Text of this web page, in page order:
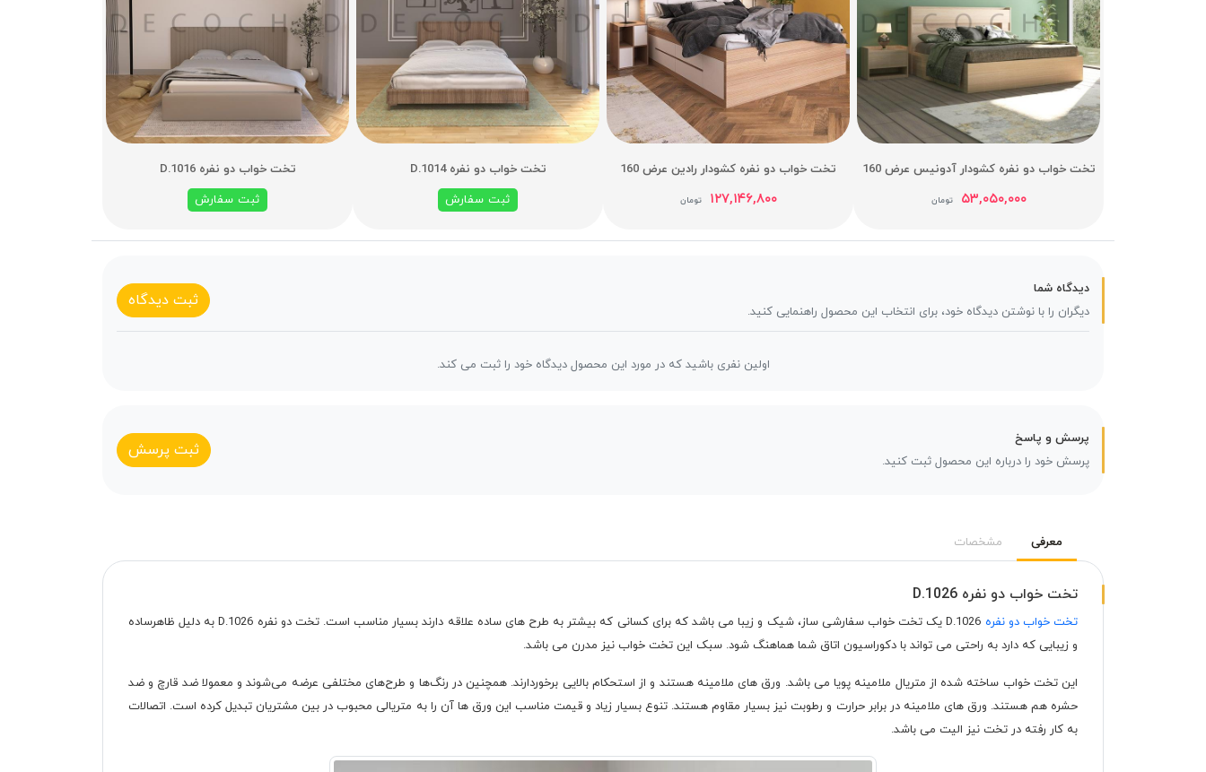
تخت خواب دو نفره کشودار آدونیس عرض 160
۵۳,۰۵۰,۰۰۰ تومان
تخت خواب دو نفره کشودار رادین عرض 160
۱۲۷,۱۴۶,۸۰۰ تومان
تخت خواب دو نفره D.1014
ثبت سفارش
تخت خواب دو نفره D.1016
ثبت سفارش
دیدگاه شما
دیگران را با نوشتن دیدگاه خود، برای انتخاب این محصول راهنمایی کنید.
ثبت دیدگاه
اولین نفری باشید که در مورد این محصول دیدگاه خود را ثبت می کند.
پرسش و پاسخ
پرسش خود را درباره این محصول ثبت کنید.
ثبت پرسش
معرفی مشخصات
تخت خواب دو نفره D.1026
تخت خواب دو نفره
D.1026 یک تخت خواب سفارشی ساز، شیک و زیبا می باشد که برای کسانی که بیشتر به طرح های ساده علاقه دارند بسیار مناسب است. تخت دو نفره D.1026 به دلیل ظاهرساده
و زیبایی که دارد به راحتی می تواند با دکوراسیون اتاق شما هماهنگ شود. سبک این تخت خواب نیز مدرن می باشد.
این تخت خواب ساخته شده از متریال ملامینه پویا می باشد. ورق های ملامینه هستند و از استحکام بالایی برخوردارند. همچنین در رنگ‌ها و طرح‌های مختلفی عرضه می‌شوند و معمولا ضد قارچ و ضد
حشره هم هستند. ورق های ملامینه در برابر حرارت و رطوبت نیز بسیار مقاوم هستند. تنوع بسیار زیاد و قیمت مناسب این ورق ها آن را به متریالی محبوب در بین مشتریان تبدیل کرده است. اتصالات
به کار رفته در تخت نیز الیت می باشد.